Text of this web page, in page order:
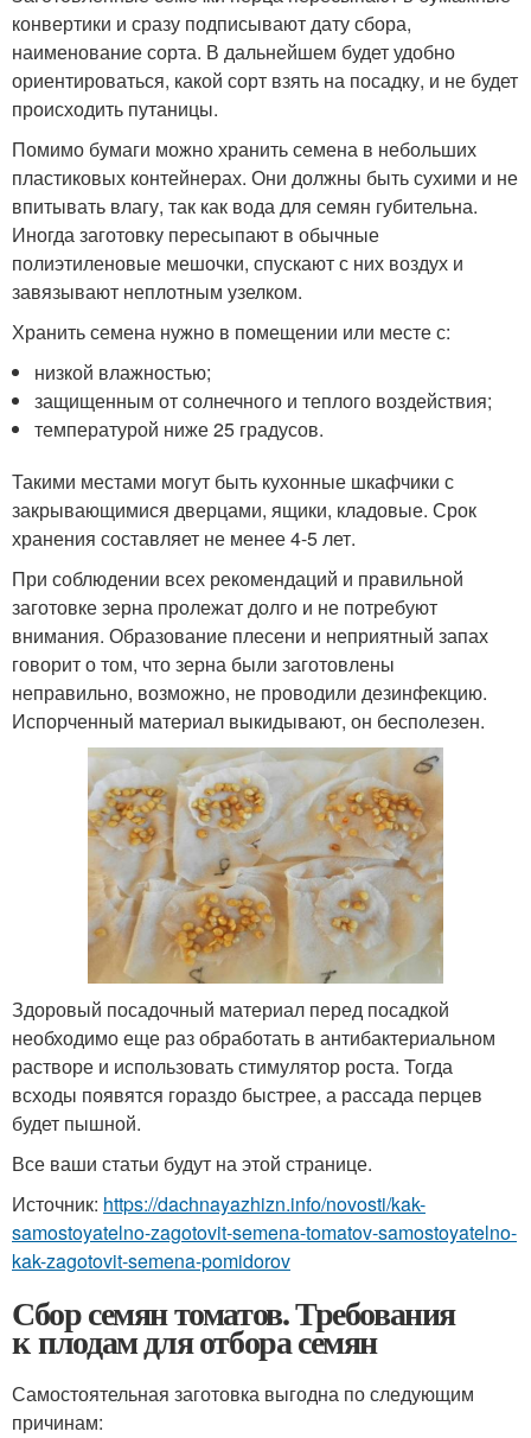
конвертики и сразу подписывают дату сбора,
наименование сорта. В дальнейшем будет удобно
ориентироваться, какой сорт взять на посадку, и не будет
происходить путаницы.
Помимо бумаги можно хранить семена в небольших
пластиковых контейнерах. Они должны быть сухими и не
впитывать влагу, так как вода для семян губительна.
Иногда заготовку пересыпают в обычные
полиэтиленовые мешочки, спускают с них воздух и
завязывают неплотным узелком.
Хранить семена нужно в помещении или месте с:
низкой влажностью;
защищенным от солнечного и теплого воздействия;
температурой ниже 25 градусов.
Такими местами могут быть кухонные шкафчики с
закрывающимися дверцами, ящики, кладовые. Срок
хранения составляет не менее 4-5 лет.
При соблюдении всех рекомендаций и правильной
заготовке зерна пролежат долго и не потребуют
внимания. Образование плесени и неприятный запах
говорит о том, что зерна были заготовлены
неправильно, возможно, не проводили дезинфекцию.
Испорченный материал выкидывают, он бесполезен.
Здоровый посадочный материал перед посадкой
необходимо еще раз обработать в антибактериальном
растворе и использовать стимулятор роста. Тогда
всходы появятся гораздо быстрее, а рассада перцев
будет пышной.
Все ваши статьи будут на этой странице.
Источник: https://dachnayazhizn.info/novosti/kak-
samostoyatelno-zagotovit-semena-tomatov-samostoyatelno-
kak-zagotovit-semena-pomidorov
Сбор семян томатов. Требования
к плодам для отбора семян
Самостоятельная заготовка выгодна по следующим
причинам: